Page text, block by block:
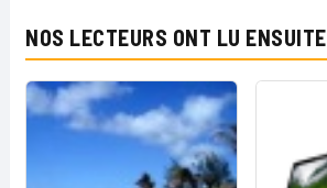
NOS LECTEURS ONT LU ENSUITE